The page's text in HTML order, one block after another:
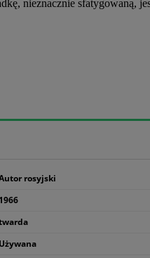
nieznacznie sfatygowaną,
rosyjski
1966
Używana